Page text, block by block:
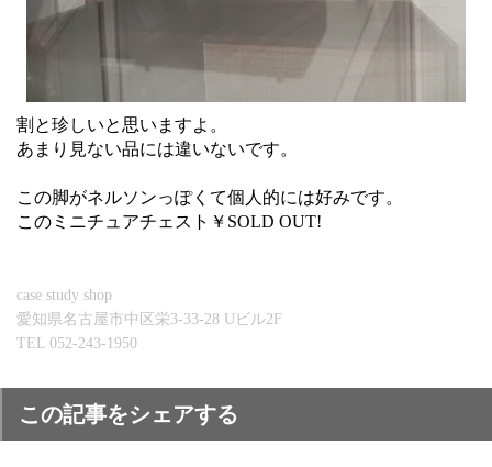
割と珍しいと思いますよ。
あまり見ない品には違いないです。
この脚がネルソンっぽくて個人的には好みです。
このミニチュアチェスト￥SOLD OUT!
case study shop
愛知県名古屋市中区栄3-33-28 Uビル2F
TEL 052-243-1950
この記事をシェアする